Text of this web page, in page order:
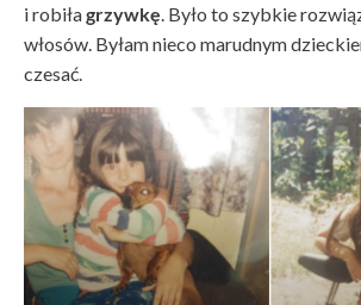
i robiłagrzywkę . Było to szybkie
włosów. Byłam nieco marudnym
czesać.